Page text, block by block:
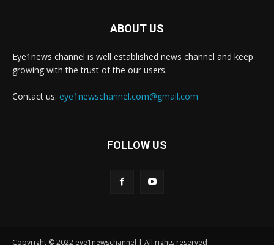
ABOUT US
Eye1news channel is well established news channel and keep
growing with the trust of the our users.
Contact us: eye1newschannel.com@gmail.com
FOLLOW US
Copyright © 2022 eye1newschannel | All rights reserved